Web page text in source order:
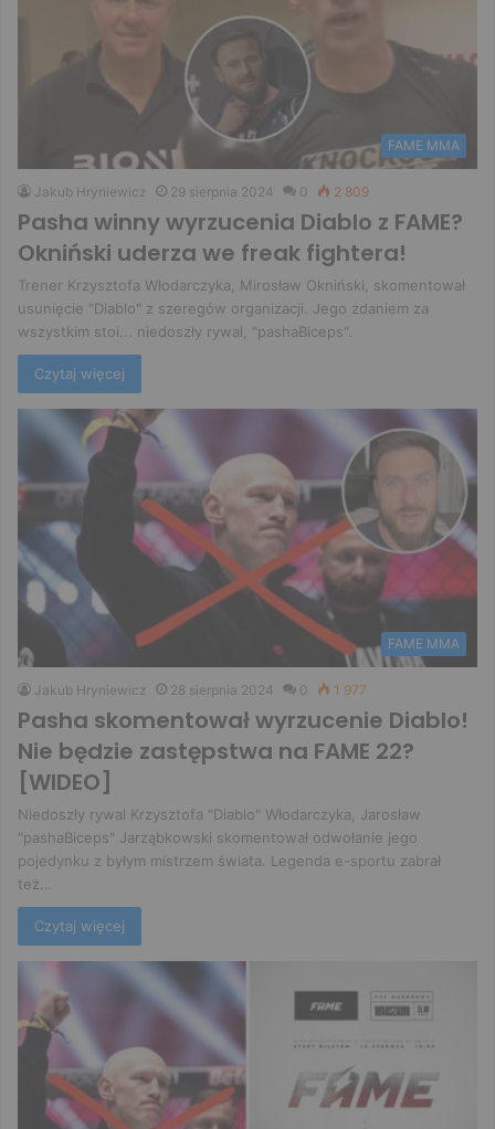
FAME MMA
Jakub Hryniewicz 29 sierpnia 2024 0 2 809
Pasha winny wyrzucenia Diablo z FAME?
Okniński uderza we freak fightera!
Trener Krzysztofa Włodarczyka, Mirosław Okniński, skomentował
usunięcie "Diablo" z szeregów organizacji. Jego zdaniem za
wszystkim stoi... niedoszły rywal, "pashaBiceps".
Czytaj więcej
FAME MMA
Jakub Hryniewicz 28 sierpnia 2024 0 1 977
Pasha skomentował wyrzucenie Diablo!
Nie będzie zastępstwa na FAME 22?
[WIDEO]
Niedoszły rywal Krzysztofa "Diablo" Włodarczyka, Jarosław
"pashaBiceps" Jarząbkowski skomentował odwołanie jego
pojedynku z byłym mistrzem świata. Legenda e-sportu zabrał
też…
Czytaj więcej